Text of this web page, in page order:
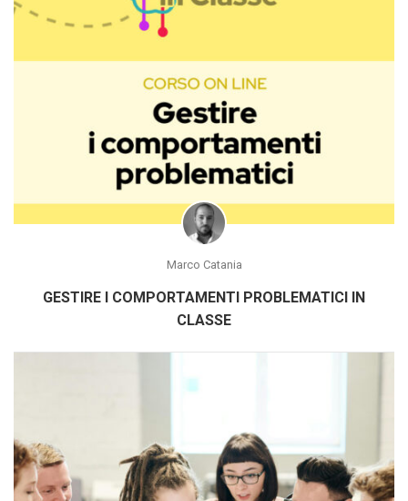
Marco Catania
GESTIRE I COMPORTAMENTI PROBLEMATICI IN
CLASSE